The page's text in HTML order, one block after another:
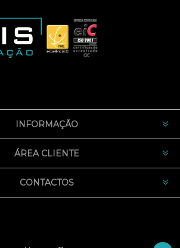
INFORMAÇÃO
ÁREA CLIENTE
CONTACTOS